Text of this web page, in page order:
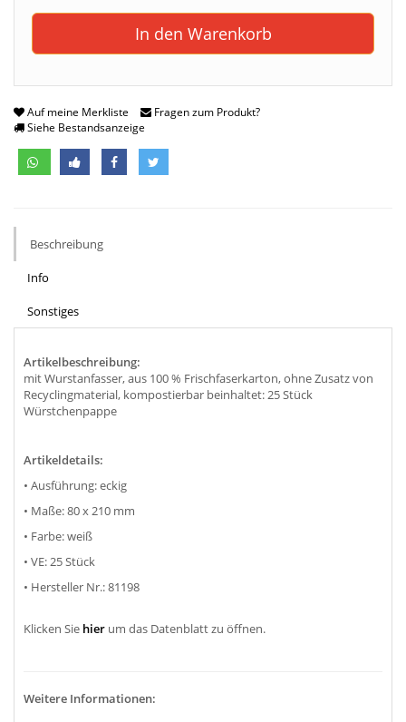
In den Warenkorb
Auf meine Merkliste
Fragen zum Produkt?
Siehe Bestandsanzeige
Beschreibung
Info
Sonstiges
Artikelbeschreibung:
mit Wurstanfasser, aus 100 % Frischfaserkarton, ohne Zusatz von
Recyclingmaterial, kompostierbar beinhaltet: 25 Stück
Würstchenpappe
Artikeldetails:
• Ausführung: eckig
• Maße: 80 x 210 mm
• Farbe: weiß
• VE: 25 Stück
• Hersteller Nr.: 81198
Klicken Sie hier um das Datenblatt zu öffnen.
Weitere Informationen: